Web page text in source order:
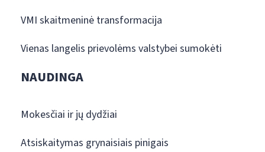
VMI skaitmeninė transformacija
Vienas langelis prievolėms valstybei sumokėti
NAUDINGA
Mokesčiai ir jų dydžiai
Atsiskaitymas grynaisiais pinigais